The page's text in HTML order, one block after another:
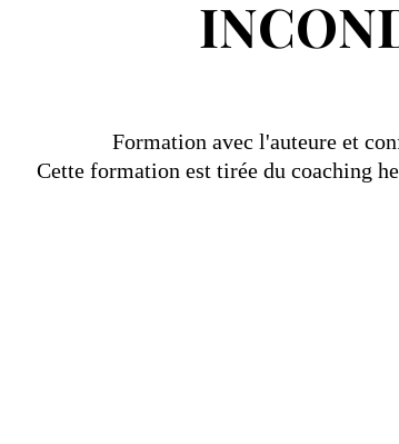
Formation avec l'auteure et
Cette formation est tirée du coaching